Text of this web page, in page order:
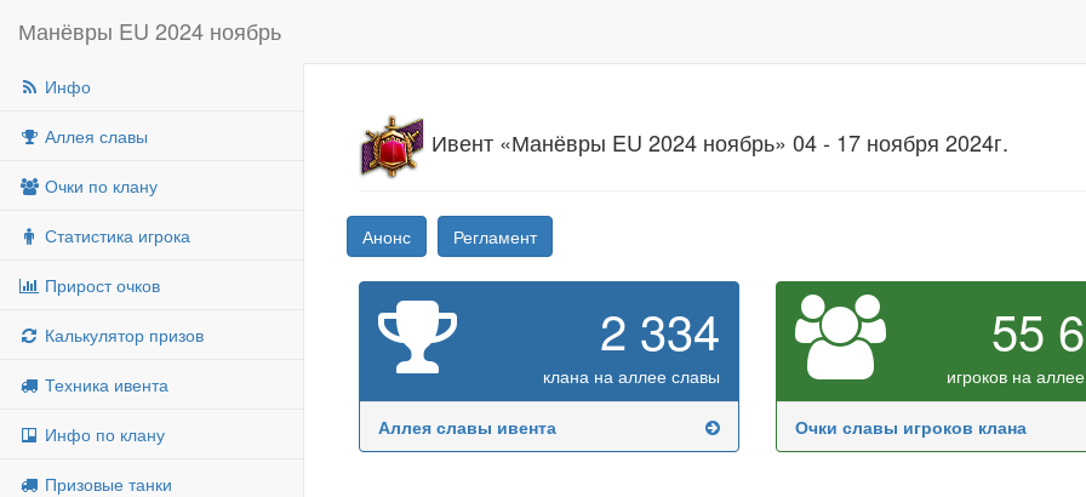
Манёвры EU 2024 ноябрь
Инфо
Аллея славы
Очки по клану
Статистика игрока
Прирост очков
Калькулятор призов
Техника ивента
Инфо по клану
Призовые танки
Ивент «Манёвры EU 2024 ноябрь» 04 - 17 ноября 2024г.
Анонс Регламент
2 334
клана на аллее славы
Аллея славы ивента
55
игроков на
Очки славы игроков клана